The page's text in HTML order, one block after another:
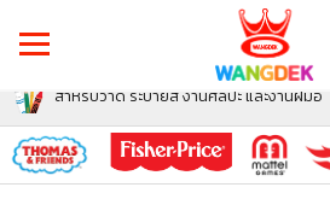
สำหรับวาด ระบายสี งานศิลปะ และงานฝีมือ